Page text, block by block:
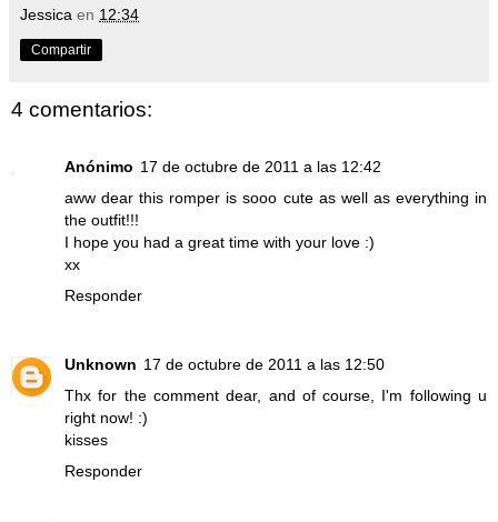
Jessica en 12:34
Compartir
4 comentarios:
Anónimo 17 de octubre de 2011 a las 12:42
aww dear this romper is sooo cute as well as everything in
the outfit!!!
I hope you had a great time with your love :)
xx
Responder
Unknown 17 de octubre de 2011 a las 12:50
Thx for the comment dear, and of course, I'm following u
right now! :)
kisses
Responder